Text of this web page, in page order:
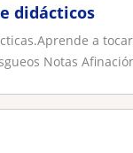
didácticos
a
Notas